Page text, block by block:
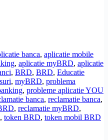
banca, aplicatie mobile
, aplicatie myBRD, aplicatie
, BRD, BRD, Educatie
, myBRD, problema
, probleme aplicatie YOU
banca, reclamatie banca,
, reclamatie myBRD,
, token BRD, token mobil BRD